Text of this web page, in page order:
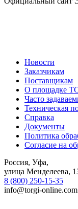
Новости
Заказчикам
Поставщикам
О площадке
Часто
Техническая
Справка
Документы
Политика
Согласие на
Россия, Уфа,
улица Менделеева,
8 (800) 250-15-35
info@torgi-online.com